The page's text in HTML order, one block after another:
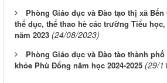
Phòng Giáo dục và Đào tạo thị xã
thể dục, thể thao hè các trường Tiểu
năm 2023 (24/08/2023)
Phòng Giáo dục và Đào tào thành
khỏe Phù Đổng năm học 2024-2025 (29/